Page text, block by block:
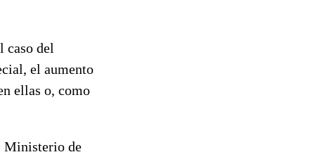
caso del
el aumento
ellas o, como
Ministerio de